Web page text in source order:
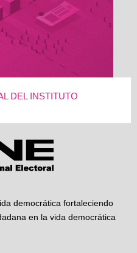
DEL INSTITUTO
democrática fortaleciendo
en la vida democrática